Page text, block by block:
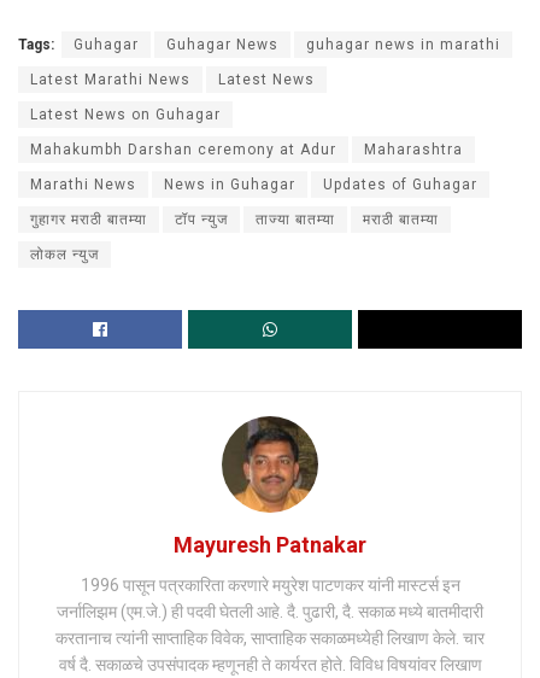
Tags: Guhagar Guhagar News guhagar news in marathi
Latest Marathi News Latest News
Latest News on Guhagar
Mahakumbh Darshan ceremony at Adur Maharashtra
Marathi News News in Guhagar Updates of Guhagar
गुहागर मराठी बातम्या टॉप न्युज ताज्या बातम्या मराठी बातम्या
लोकल न्युज
Mayuresh Patnakar
1996 पासून पत्रकारिता करणारे मयुरेश पाटणकर यांनी मास्टर्स इन
जर्नालिझम (एम.जे.) ही पदवी घेतली आहे. दै. पुढारी, दै. सकाळ मध्ये बातमीदारी
करतानाच त्यांनी साप्ताहिक विवेक, साप्ताहिक सकाळमध्येही लिखाण केले. चार
वर्ष दै. सकाळचे उपसंपादक म्हणूनही ते कार्यरत होते. विविध विषयांवर लिखाण